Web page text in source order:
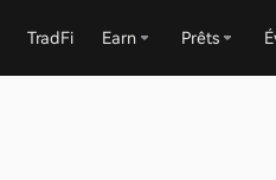
TradFi Earn Prêts